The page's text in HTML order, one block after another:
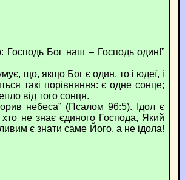
Господь Бог наш – Господь один!”
що, якщо Бог є один, то і юдеї, і
такі порівняння: є одне сонце;
від того сонця.
небеса” (Псалом 96:5). Ідол є
не знає єдиного Господа, Який
є знати саме Його, а не ідола!